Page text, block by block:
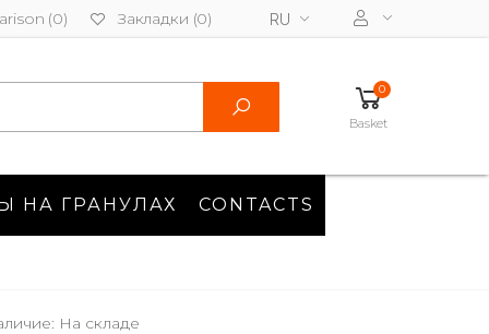
(0) Закладки (0) RU
0
Basket
НА ГРАНУЛАХ CONTACTS
На складе